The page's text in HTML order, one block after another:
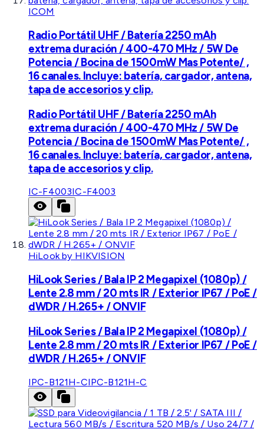
ICOM
Radio Portátil UHF / Batería 2250 mAh
extrema duración / 400-470 MHz / 5W De
Potencia / Bocina de 1500mW Mas Potente/ ,
16 canales. Incluye: batería, cargador, antena,
tapa de accesorios y clip.
Radio Portátil UHF / Batería 2250 mAh
extrema duración / 400-470 MHz / 5W De
Potencia / Bocina de 1500mW Mas Potente/ ,
16 canales. Incluye: batería, cargador, antena,
tapa de accesorios y clip.
IC-F4003IC-F4003
HiLook by HIKVISION
HiLook Series / Bala IP 2 Megapixel (1080p) /
Lente 2.8 mm / 20 mts IR / Exterior IP67 / PoE /
dWDR / H.265+ / ONVIF
HiLook Series / Bala IP 2 Megapixel (1080p) /
Lente 2.8 mm / 20 mts IR / Exterior IP67 / PoE /
dWDR / H.265+ / ONVIF
IPC-B121H-CIPC-B121H-C